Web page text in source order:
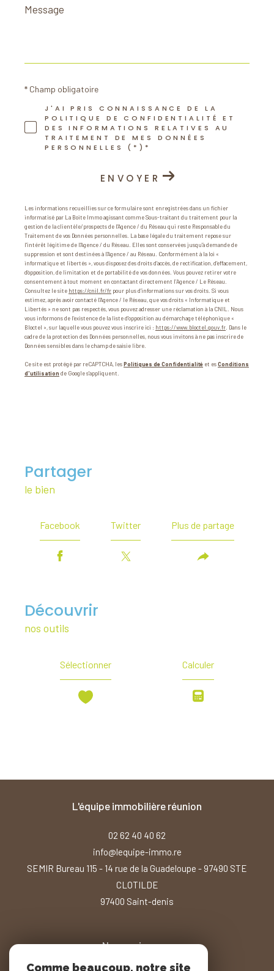
Message
*
J'AI PRIS CONNAISSANCE DE LA
POLITIQUE DE CONFIDENTIALITÉ ET
DES INFORMATIONS RELATIVES AU
TRAITEMENT DE MES DONNÉES
PERSONNELLES (*)*
* Champ obligatoire
ENVOYER
Les informations recueillies sur ce formulaire sont enregistrées dans un fichier
informatisé par La Boite Immo agissant comme Sous-traitant du traitement pour la
gestion de la clientèle/prospects de l'Agence / du Réseau qui reste Responsable du
Traitement de vos Données personnelles. La base légale du traitement repose sur
l'intérêt légitime de l'Agence / du Réseau. Elles sont conservées jusqu'à demande de
suppression et sont destinées à l'Agence / au Réseau. Conformément à la loi «
informatique et libertés », vous disposez des droits d’accès, de rectification, d’effacement,
d’opposition, de limitation et de portabilité de vos données. Vous pouvez retirer votre
consentement à tout moment en contactant directement l’Agence / Le Réseau.
Consultez le site https://cnil.fr/fr pour plus d’informations sur vos droits. Si vous
estimez, après avoir contacté l'Agence / le Réseau, que vos droits « Informatique et
Libertés » ne sont pas respectés, vous pouvez adresser une réclamation à la CNIL. Nous
vous informons de l’existence de la liste d'opposition au démarchage téléphonique «
Bloctel », sur laquelle vous pouvez vous inscrire ici : https://www.bloctel.gouv.fr . Dans le
cadre de la protection des Données personnelles, nous vous invitons à ne pas inscrire de
Données sensibles dans le champ de saisie libre.
Ce site est protégé par reCAPTCHA, lesPolitiques de Confidentialité et esConditions
d'utilisation de Google s'appliquent.
partager
le bien
Facebook Twitter Plus de partage
découvrir
nos outils
Sélectionner Calculer
l'équipe immobilière réunion
02 62 40 40 62
info@lequipe-immo.re
SEMIR Bureau 115 - 14 rue de la Guadeloupe - 97490 STE
CLOTILDE
97400
saint-denis
Nous suivre sur
Comme beaucoup, notre site